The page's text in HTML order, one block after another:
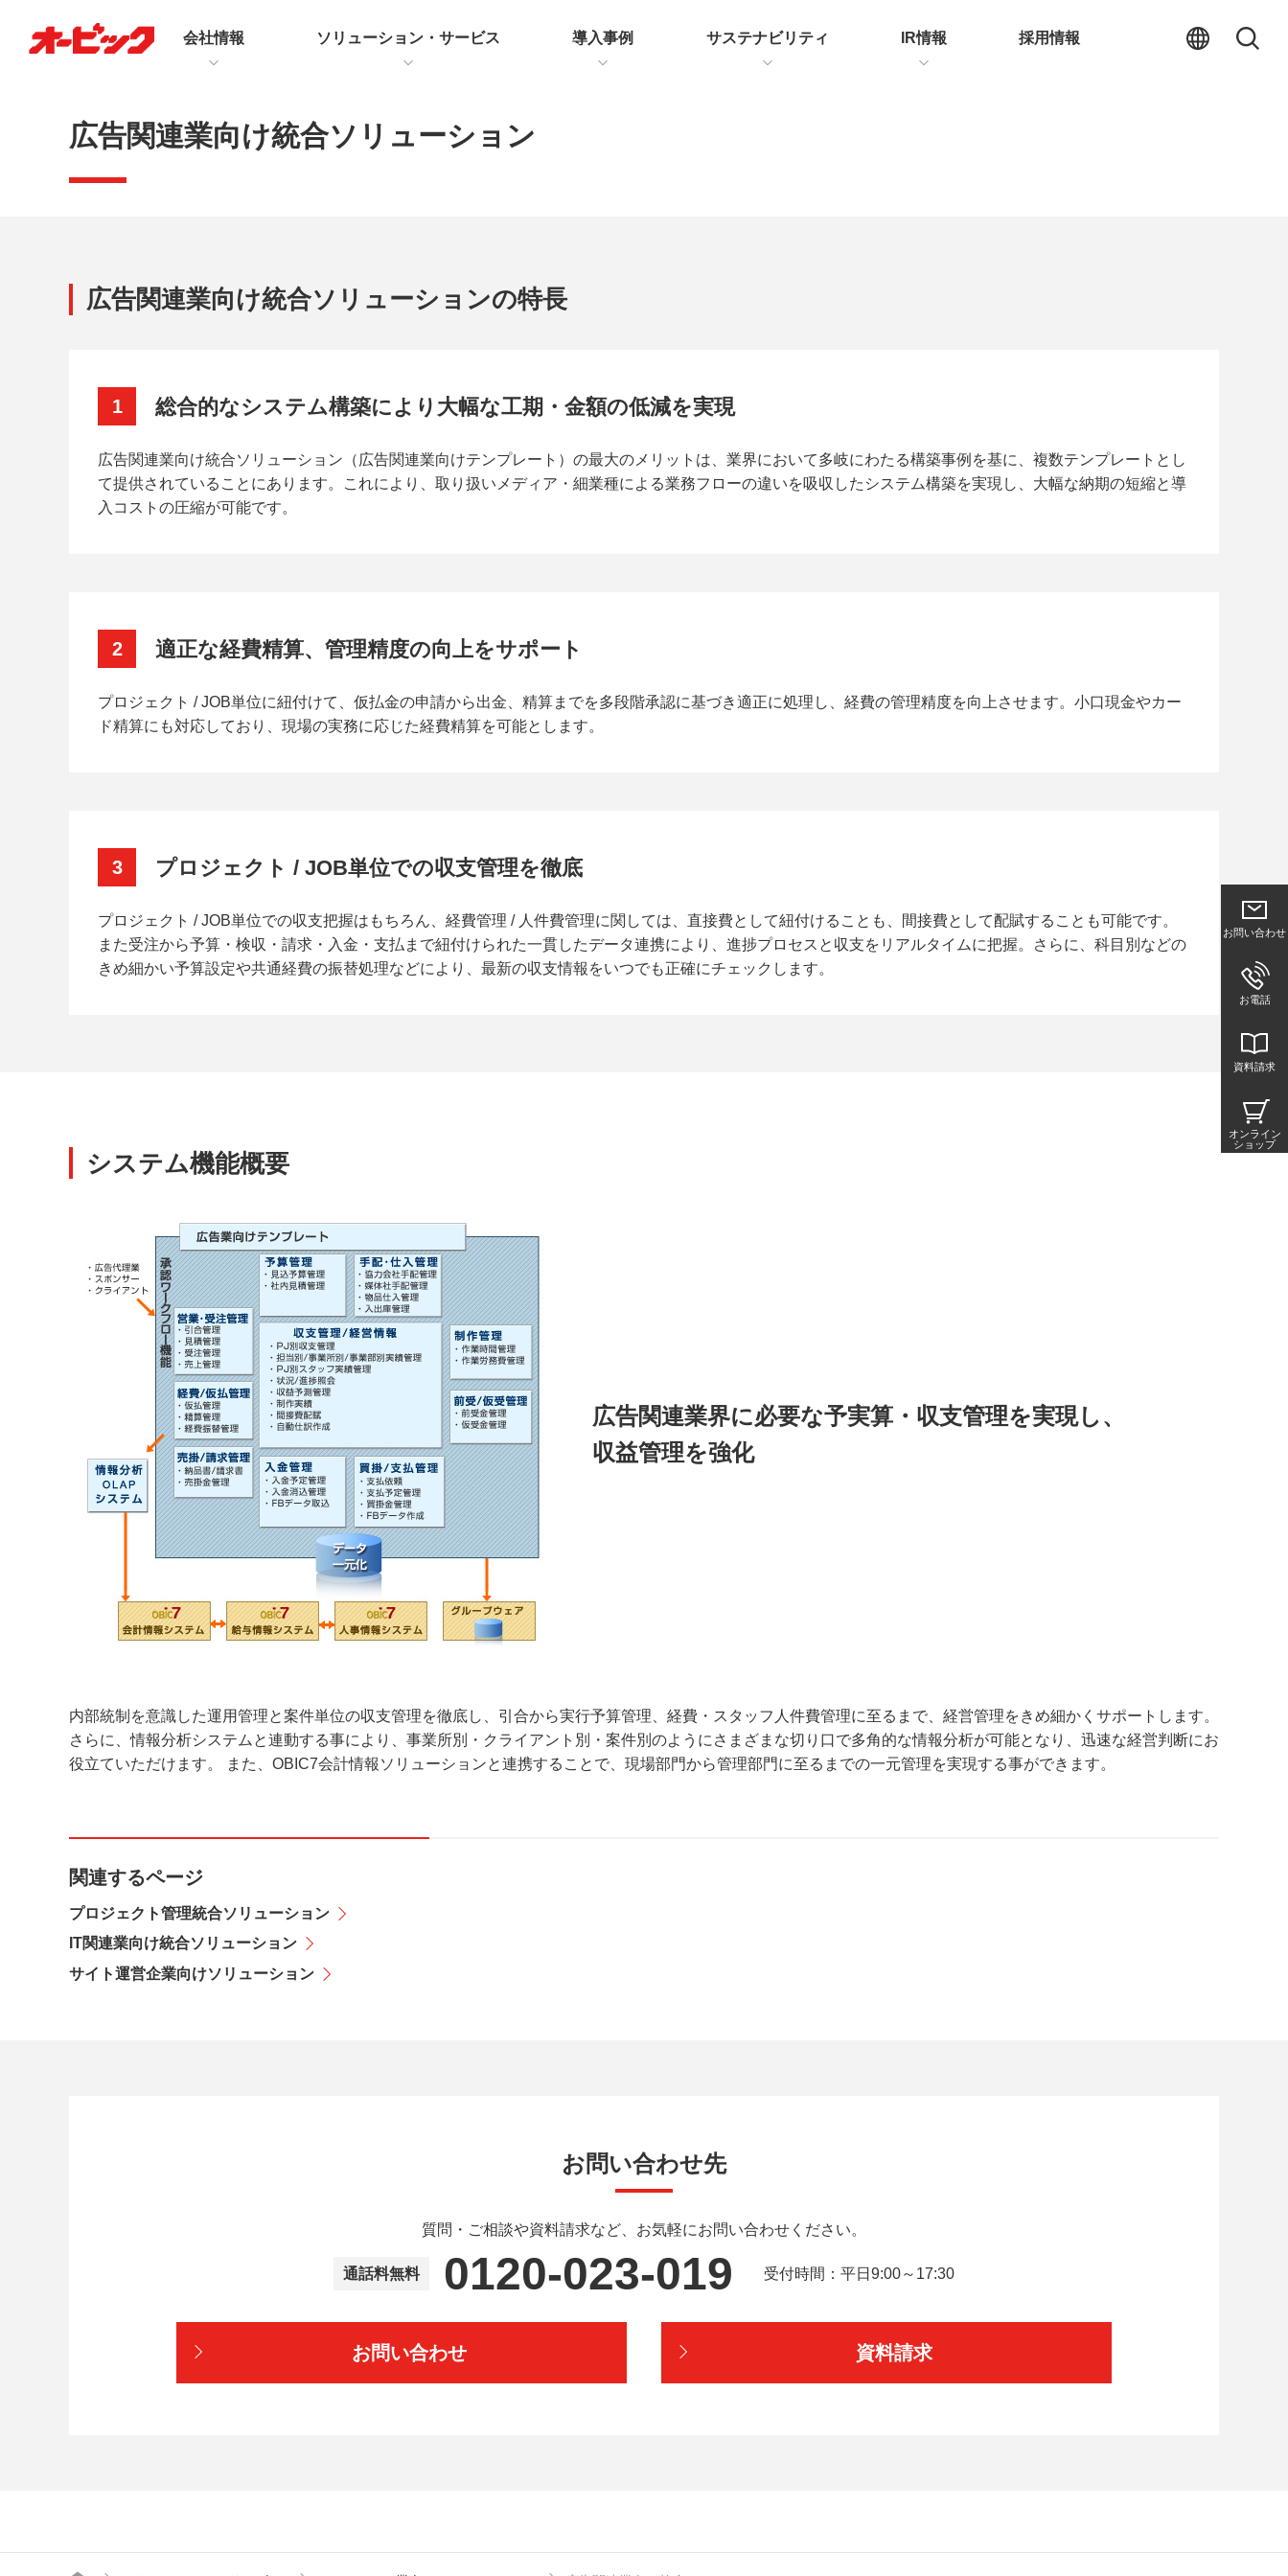
会社情報 ソリューション・サービス 導入事例 サステナビリティ IR情報 採用情報
広告関連業向け統合ソリューション
広告関連業向け統合ソリューションの特長
1 総合的なシステム構築により大幅な工期・金額の低減を実現
広告関連業向け統合ソリューション（広告関連業向けテンプレート）の最大のメリットは、業界において多岐にわたる構築事例を基に、複数テンプレートとし
て提供されていることにあります。これにより、取り扱いメディア・細業種による業務フローの違いを吸収したシステム構築を実現し、大幅な納期の短縮と導
入コストの圧縮が可能です。
2 適正な経費精算、管理精度の向上をサポート
プロジェクト / JOB単位に紐付けて、仮払金の申請から出金、精算までを多段階承認に基づき適正に処理し、経費の管理精度を向上させます。小口現金やカー
ド精算にも対応しており、現場の実務に応じた経費精算を可能とします。
3 プロジェクト / JOB単位での収支管理を徹底
プロジェクト / JOB単位での収支把握はもちろん、経費管理 / 人件費管理に関しては、直接費として紐付けることも、間接費として配賦することも可能です。
また受注から予算・検収・請求・入金・支払まで紐付けられた一貫したデータ連携により、進捗プロセスと収支をリアルタイムに把握。さらに、科目別などの
きめ細かい予算設定や共通経費の振替処理などにより、最新の収支情報をいつでも正確にチェックします。
システム機能概要
広告関連業界に必要な予実算・収支管理を実現し、
収益管理を強化
内部統制を意識した運用管理と案件単位の収支管理を徹底し、引合から実行予算管理、経費・スタッフ人件費管理に至るまで、経営管理をきめ細かくサポートします。
さらに、情報分析システムと連動する事により、事業所別・クライアント別・案件別のようにさまざまな切り口で多角的な情報分析が可能となり、迅速な経営判断にお
役立ていただけます。 また、OBIC7会計情報ソリューションと連携することで、現場部門から管理部門に至るまでの一元管理を実現する事ができます。
関連するページ
プロジェクト管理統合ソリューション
IT関連業向け統合ソリューション
サイト運営企業向けソリューション
お問い合わせ先
質問・ご相談や資料請求など、 お気軽にお問い合わせください。
通話料無料 0120-023-019 受付時間：平日9:00～17:30
お問い合わせ 資料請求
お問い合わせ
お電話
資料請求
オンライン
ショップ